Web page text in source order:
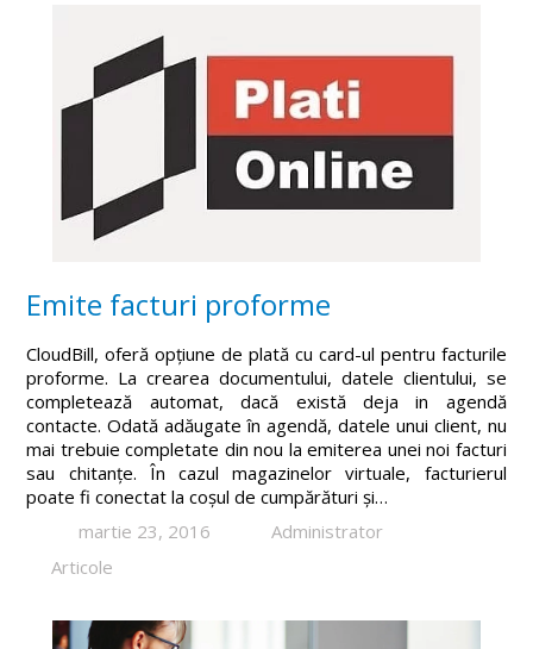
Emite facturi proforme
CloudBill, oferă opțiune de plată cu card-ul pentru facturile
proforme. La crearea documentului, datele clientului, se
completează automat, dacă există deja in agendă
contacte. Odată adăugate în agendă, datele unui client, nu
mai trebuie completate din nou la emiterea unei noi facturi
sau chitanțe. În cazul magazinelor virtuale, facturierul
poate fi conectat la coșul de cumpărături și…
martie 23, 2016
Administrator
Articole